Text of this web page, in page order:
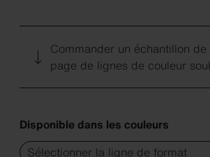
Commander un échantillon
page de lignes de couleur
Disponible dans les couleurs